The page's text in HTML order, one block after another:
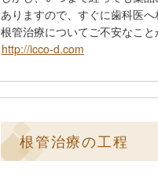
ありますので、すぐに歯科医へ
根管治療についてご不安なこと
http://icco-d.com
根管治療の工程